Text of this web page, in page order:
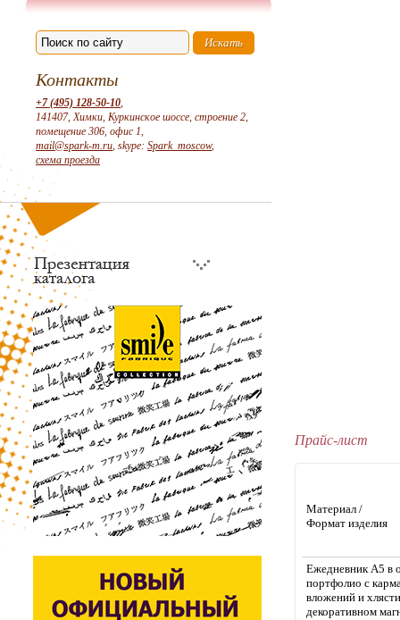
Контакты
+7 (495) 128-50-10,
141407, Химки, Куркинское шоссе, строение 2,
помещение 306, офис 1,
mail@spark-m.ru, skype: Spark_moscow,
схема проезда
Прайс-лист
Материал /
Формат изделия
Ежедневник А5 в
портфолио с
вложений и
декоративном